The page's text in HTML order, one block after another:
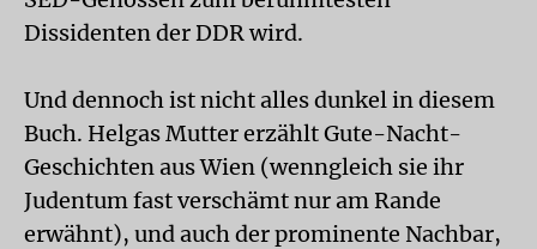
Dissidenten der DDR wird.
Und dennoch ist nicht alles dunkel in diesem
Buch. Helgas Mutter erzählt Gute-Nacht-
Geschichten aus Wien (wenngleich sie ihr
Judentum fast verschämt nur am Rande
erwähnt), und auch der prominente Nachbar,